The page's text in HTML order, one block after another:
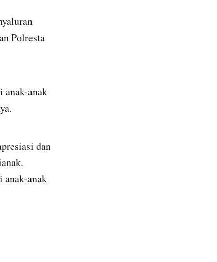
Polresta
anak-anak
dan
anak-anak